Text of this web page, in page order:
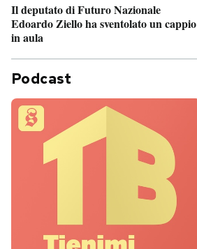
Il deputato di Futuro Nazionale
Edoardo Ziello ha sventolato un cappio
in aula
Podcast